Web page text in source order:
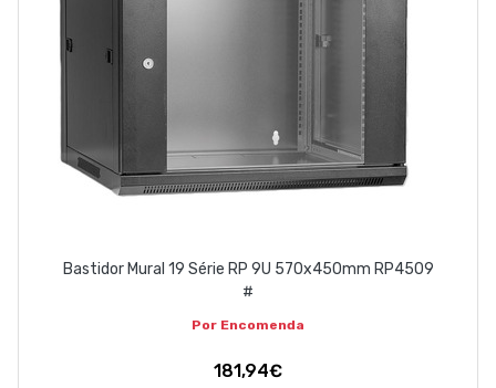
Bastidor Mural 19 Série RP 9U 570x450mm RP4509
#
Por Encomenda
181,94€